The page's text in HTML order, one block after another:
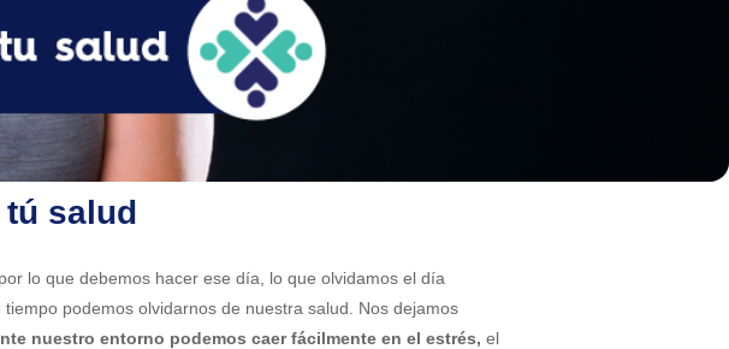
salud
lo que debemos hacer ese día, lo que olvidamos el día
podemos olvidarnos de nuestra salud. Nos dejamos
nuestro entorno podemos caer fácilmente en el estrés, el